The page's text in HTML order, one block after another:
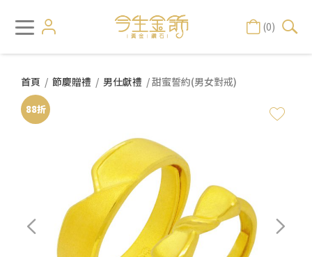
(0)
首頁 / 節慶贈禮 / 男仕獻禮 / 甜蜜誓約(男女對戒)
88折